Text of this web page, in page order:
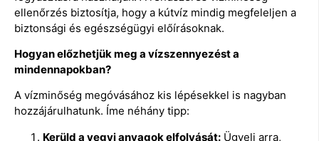
ellenőrzés biztosítja, hogy a kútvíz mindig megfeleljen a
biztonsági és egészségügyi előírásoknak.
Hogyan előzhetjük meg a vízszennyezést a
mindennapokban?
A vízminőség megóvásához kis lépésekkel is nagyban
hozzájárulhatunk. Íme néhány tipp:
Kerüld a vegyi anyagok elfolyását: Ügyelj arra,